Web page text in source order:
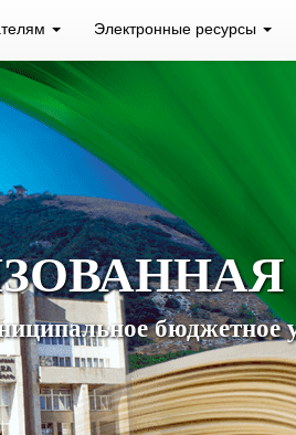
Электронные ресурсы
бюджетное